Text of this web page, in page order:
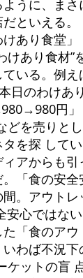
うに、まさ
といえる。
あり食堂
けあり食材”
いる。例
日のわけあ
円
を売りと
を探 して
アからも引
「食の安
。アウトレ
安心ではな
「食のア
わば不況下
ケットの盲